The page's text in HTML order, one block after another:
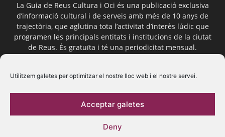
Utilitzem galetes per optimitzar el nostre lloc web i el nostre servei.
Acceptar galetes
Deny
La Guia de Reus Cultura i Oci és una publicació exclusiva
d’informació cultural i de serveis amb més de 10 anys de
trajectòria, que aglutina tota l’activitat d’interès lúdic que
programen les principals entitats i institucions de la ciutat
de Reus. És gratuïta i té una periodicitat mensual.
Segueix-nos